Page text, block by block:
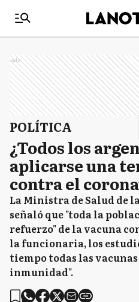
Ads
POLÍTICA
¿Todos los
aplicarse una
contra el
La Ministra de Salud de
señaló que "toda la
refuerzo" de la vacuna
la funcionaria, los
tiempo todas las
inmunidad".